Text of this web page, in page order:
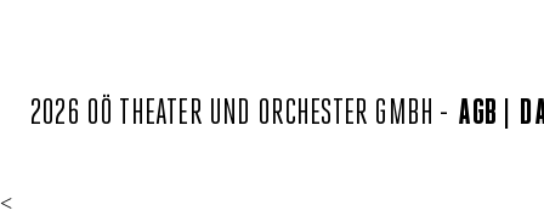
2026 OÖ THEATER UND ORCHESTER GMBH - AGB
<